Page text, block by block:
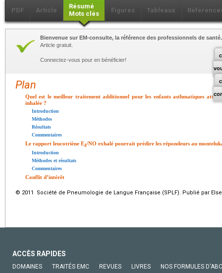
PDF Article
Résumé
Mots clés
Figures Tableaux
Bienvenue sur EM-consulte, la référence des professionnels de santé.
Article gratuit.
Connectez-vous pour en bénéficier!
Plan
Quel est le meilleur traitement additionnel pour les enfants asthmatiques
inhalée ?
Introduction
Méthodes
Résultats
Commentaires
Le rapport leucotriène E4/NO exhalé pourrait prédire les répondeurs au
Introduction
Méthodes et résultats
Commentaires
Conflit d’intérêt
© 2011 Société de Pneumologie de Langue Française (SPLF). Publié par
ACCÈS RAPIDES
DOMAINES TRAITÉS EMC REVUES LIVRES NOS FORMULES